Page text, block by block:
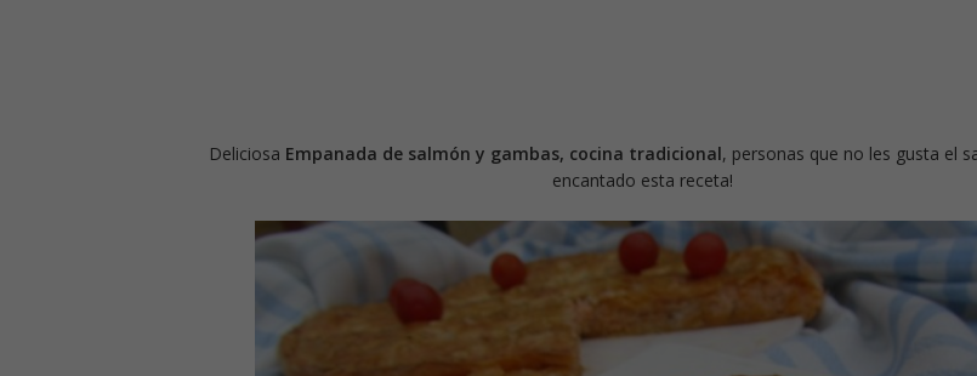
Deliciosa Empanada de salmón y gambas, cocina tradicional, personas que no les gusta el
encantado esta receta!